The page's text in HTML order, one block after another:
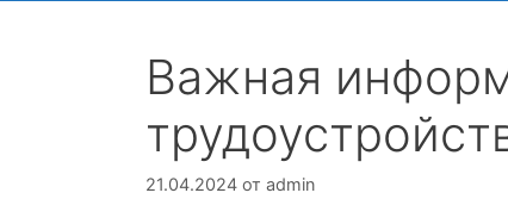
Важная
21.04.2024 от admin